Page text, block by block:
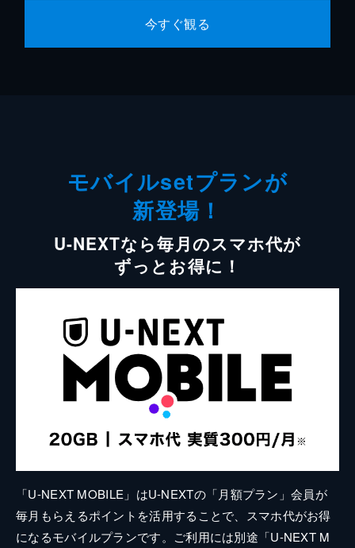
今すぐ観る
モバイルsetプランが
新登場！
U-NEXTなら毎月のスマホ代が
ずっとお得に！
「U-NEXT MOBILE」はU-NEXTの「月額プラン」会員が
毎月もらえるポイントを活用することで、スマホ代がお得
になるモバイルプランです。ご利用には別途「U-NEXT M